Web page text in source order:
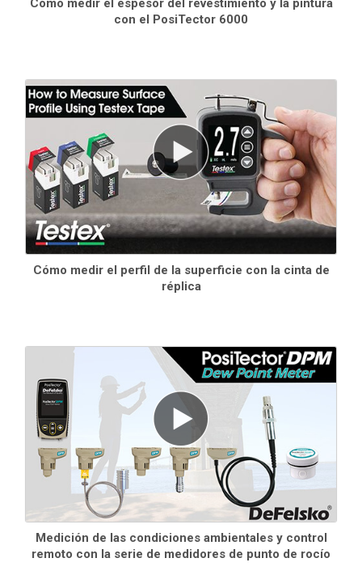
Información
Normas de grosor certificadas
Verificación de la precisión/operación de los
precisión trazable a NIST o PTB.
Información
Cómo medir el espesor del revestimiento y la pintura
con el PosiTector 6000
Cómo medir el perfil de la superficie con la cinta de
réplica
Medición de las condiciones ambientales y control
remoto con la serie de medidores de punto de rocío